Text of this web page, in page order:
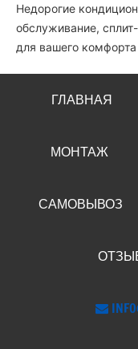
Недорогие
обслуживание,
для вашего комфорта
ГЛАВНАЯ
МОНТАЖ
САМОВЫВОЗ